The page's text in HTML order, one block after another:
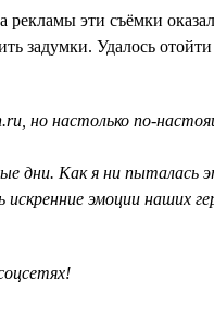
рекламы эти съёмки
задумки. Удалось
но настолько по-
дни. Как я ни
эмоции наших